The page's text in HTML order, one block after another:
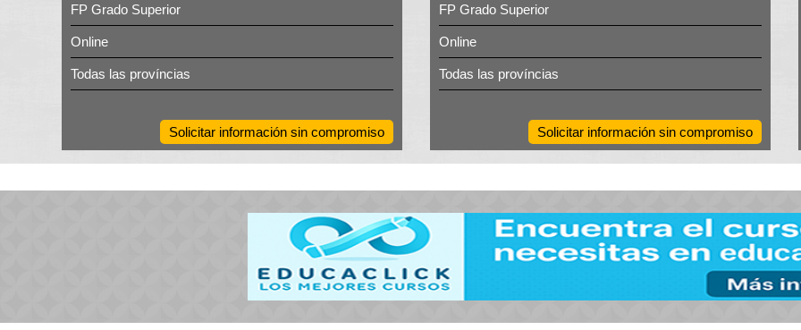
FP Grado Superior
Online
Todas las províncias
Solicitar información sin compromiso
FP Grado Superior
Online
Todas las províncias
Solicitar información sin compromiso